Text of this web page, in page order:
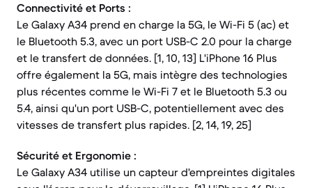
Connectivité et Ports :
Le Galaxy A34 prend en charge la 5G, le Wi-Fi 5 (ac) et
le Bluetooth 5.3, avec un port USB-C 2.0 pour la charge
et le transfert de données. [1, 10, 13] L'iPhone 16 Plus
offre également la 5G, mais intègre des technologies
plus récentes comme le Wi-Fi 7 et le Bluetooth 5.3 ou
5.4, ainsi qu'un port USB-C, potentiellement avec des
vitesses de transfert plus rapides. [2, 14, 19, 25]
Sécurité et Ergonomie :
Le Galaxy A34 utilise un capteur d'empreintes digitales